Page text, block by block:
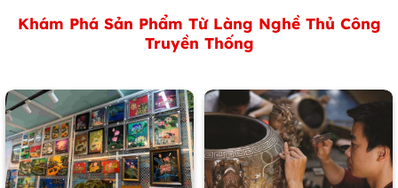
Khám Phá Sản Phẩm Từ Làng Nghề Thủ Công
Truyền Thống